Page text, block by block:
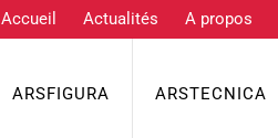
Accueil Actualités A propos
ARSFIGURA ARSTECNICA